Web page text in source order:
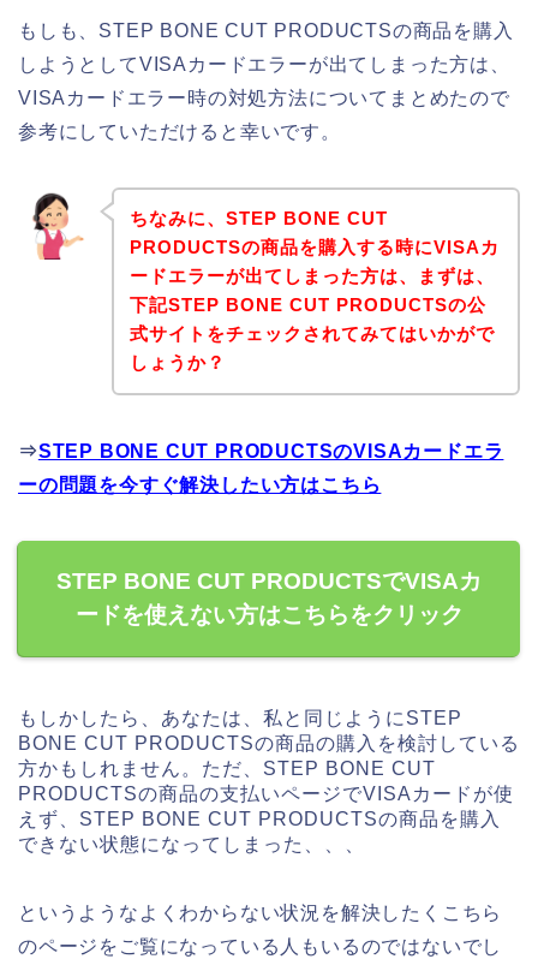
もしも、STEP BONE CUT PRODUCTSの商品を購入
しようとしてVISAカードエラーが出てしまった方は、
VISAカードエラー時の対処方法についてまとめたので
参考にしていただけると幸いです。
ちなみに、STEP BONE CUT
PRODUCTSの商品を購入する時にVISAカ
ードエラーが出てしまった方は、まずは、
下記STEP BONE CUT PRODUCTSの公
式サイトをチェックされてみてはいかがで
しょうか？
⇒STEP BONE CUT PRODUCTSのVISAカードエラ
ーの問題を今すぐ解決したい方はこちら
STEP BONE CUT PRODUCTSでVISAカ
ードを使えない方はこちらをクリック
もしかしたら、あなたは、私と同じようにSTEP
BONE CUT PRODUCTSの商品の購入を検討している
方かもしれません。ただ、STEP BONE CUT
PRODUCTSの商品の支払いページでVISAカードが使
えず、STEP BONE CUT PRODUCTSの商品を購入
できない状態になってしまった、、、
というようなよくわからない状況を解決したくこちら
のページをご覧になっている人もいるのではないでし